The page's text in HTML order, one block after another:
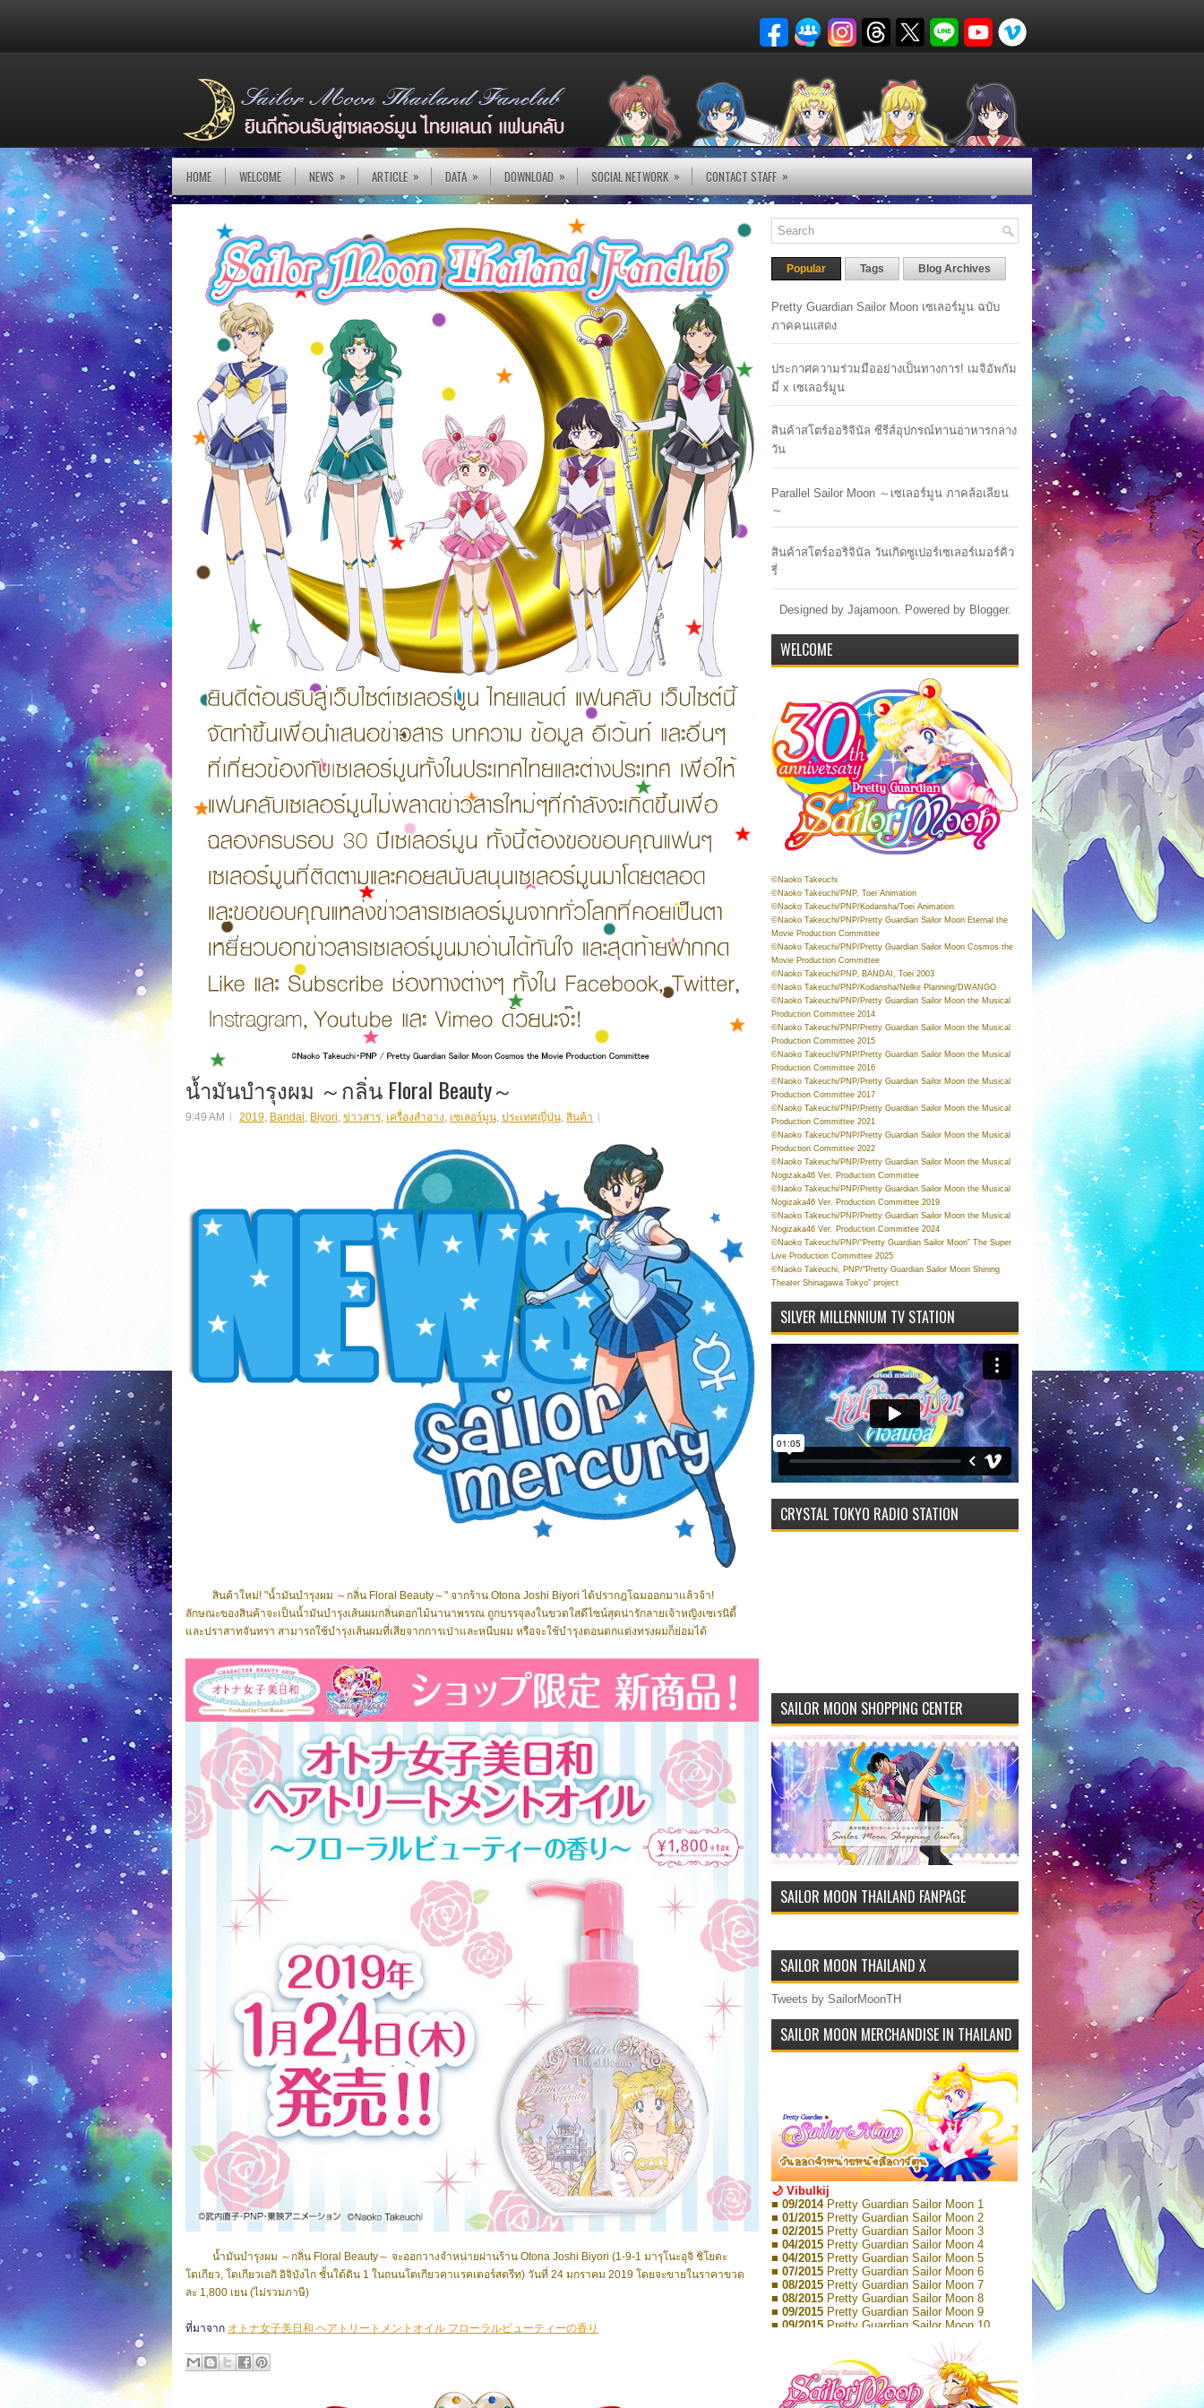
HOME WELCOME NEWS » ARTICLE » DATA » DOWNLOAD » SOCIAL NETWORK » CONTACT STAFF »
น้ำมันบำรุงผม ～กลิ่น Floral Beauty～
9:49 AM 2019, Bandai, Biyori, ข่าวสาร, เครื่องสำอาง, เซเลอร์มูน, ประเทศญี่ปุ่น, สินค้า
สินค้าใหม่! "น้ำมันบำรุงผม ～กลิ่น Floral Beauty～" จากร้าน Otona Joshi Biyori ได้ปรากฎโฉมออกมาแล้วจ้า!
ลักษณะของสินค้าจะเป็นน้ำมันบำรุงเส้นผมกลิ่นดอกไม้นานาพรรณ ถูกบรรจุลงในขวดใสดีไซน์สุดน่ารักลายเจ้าหญิงเซเรนิตี้
และปราสาทจันทรา สามารถใช้บำรุงเส้นผมที่เสียจากการเป่าและหนีบผม หรือจะใช้บำรุงตอนตกแต่งทรงผมก็ย่อมได้
น้ำมันบำรุงผม ～กลิ่น Floral Beauty～ จะออกวางจำหน่ายผ่านร้าน Otona Joshi Biyori (1-9-1 มารุโนะอุจิ ชิโยดะ
โตเกียว, โตเกียวเอกิ อิจิบังไก ชั้นใต้ดิน 1 ในถนนโตเกียวคาแรคเตอร์สตรีท) วันที่ 24 มกราคม 2019 โดยจะขายในราคาขวด
ละ 1,800 เยน (ไม่รวมภาษี)
ที่มาจาก オトナ女子美日和 ヘアトリートメントオイル フローラルビューティーの香り
Popular Tags Blog Archives
Pretty Guardian Sailor Moon เซเลอร์มูน ฉบับ
ภาคคนแสดง
ประกาศความร่วมมืออย่างเป็นทางการ! เมจิอัพกัม
มี่ x เซเลอร์มูน
สินค้าสโตร์ออริจินัล ซีรีส์อุปกรณ์ทานอาหารกลาง
วัน
Parallel Sailor Moon ～เซเลอร์มูน ภาคล้อเลียน
～
สินค้าสโตร์ออริจินัล วันเกิดซูเปอร์เซเลอร์เมอร์คิว
รี่
Designed by Jajamoon. Powered by Blogger.
WELCOME
©Naoko Takeuchi
©Naoko Takeuchi/PNP, Toei Animation
©Naoko Takeuchi/PNP/Kodansha/Toei Animation
©Naoko Takeuchi/PNP/Pretty Guardian Sailor Moon Eternal the
Movie Production Committee
©Naoko Takeuchi/PNP/Pretty Guardian Sailor Moon Cosmos the
Movie Production Committee
©Naoko Takeuchi/PNP, BANDAI, Toei 2003
©Naoko Takeuchi/PNP/Kodansha/Nelke Planning/DWANGO
©Naoko Takeuchi/PNP/Pretty Guardian Sailor Moon the Musical
Production Committee 2014
©Naoko Takeuchi/PNP/Pretty Guardian Sailor Moon the Musical
Production Committee 2015
©Naoko Takeuchi/PNP/Pretty Guardian Sailor Moon the Musical
Production Committee 2016
©Naoko Takeuchi/PNP/Pretty Guardian Sailor Moon the Musical
Production Committee 2017
©Naoko Takeuchi/PNP/Pretty Guardian Sailor Moon the Musical
Production Committee 2021
©Naoko Takeuchi/PNP/Pretty Guardian Sailor Moon the Musical
Production Committee 2022
©Naoko Takeuchi/PNP/Pretty Guardian Sailor Moon the Musical
Nogizaka46 Ver. Production Committee
©Naoko Takeuchi/PNP/Pretty Guardian Sailor Moon the Musical
Nogizaka46 Ver. Production Committee 2019
©Naoko Takeuchi/PNP/Pretty Guardian Sailor Moon the Musical
Nogizaka46 Ver. Production Committee 2024
©Naoko Takeuchi/PNP/“Pretty Guardian Sailor Moon” The Super
Live Production Committee 2025
©Naoko Takeuchi, PNP/“Pretty Guardian Sailor Moon Shining
Theater Shinagawa Tokyo” project
SILVER MILLENNIUM TV STATION
CRYSTAL TOKYO RADIO STATION
SAILOR MOON SHOPPING CENTER
SAILOR MOON THAILAND FANPAGE
SAILOR MOON THAILAND X
Tweets by SailorMoonTH
SAILOR MOON MERCHANDISE IN THAILAND
🌙 Vibulkij
■ 09/2014 Pretty Guardian Sailor Moon 1
■ 01/2015 Pretty Guardian Sailor Moon 2
■ 02/2015 Pretty Guardian Sailor Moon 3
■ 04/2015 Pretty Guardian Sailor Moon 4
■ 04/2015 Pretty Guardian Sailor Moon 5
■ 07/2015 Pretty Guardian Sailor Moon 6
■ 08/2015 Pretty Guardian Sailor Moon 7
■ 08/2015 Pretty Guardian Sailor Moon 8
■ 09/2015 Pretty Guardian Sailor Moon 9
■ 09/2015 Pretty Guardian Sailor Moon 10
Pretty Guardian Sailor Moon 11
Pretty Guardian Sailor Moon 12
Pretty Guardian Sailor Moon Short
Stories 1
■ 09/2018Pretty Guardian Sailor Moon Short